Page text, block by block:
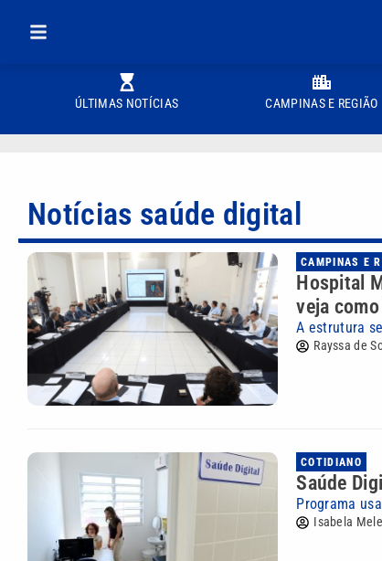
ÚLTIMAS NOTÍCIAS CAMPINAS E REGIÃO
Notícias saúde digital
CAMPINAS E
Hospital
veja
A estrutura
Rayssa de
COTIDIANO
Saúde
Programa
Isabela